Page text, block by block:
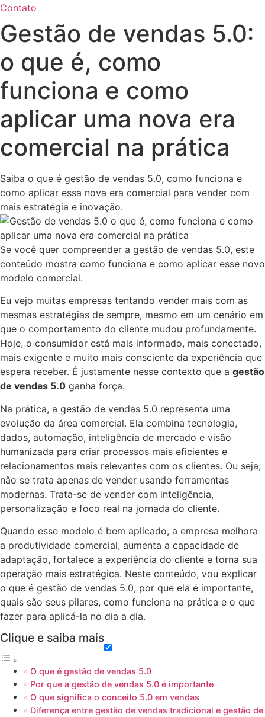
Contato
Gestão de vendas 5.0:
o que é, como
funciona e como
aplicar uma nova era
comercial na prática
Saiba o que é gestão de vendas 5.0, como funciona e
como aplicar essa nova era comercial para vender com
mais estratégia e inovação.
Se você quer compreender a gestão de vendas 5.0, este
conteúdo mostra como funciona e como aplicar esse novo
modelo comercial.
Eu vejo muitas empresas tentando vender mais com as
mesmas estratégias de sempre, mesmo em um cenário em
que o comportamento do cliente mudou profundamente.
Hoje, o consumidor está mais informado, mais conectado,
mais exigente e muito mais consciente da experiência que
espera receber. É justamente nesse contexto que a gestão
de vendas 5.0 ganha força.
Na prática, a gestão de vendas 5.0 representa uma
evolução da área comercial. Ela combina tecnologia,
dados, automação, inteligência de mercado e visão
humanizada para criar processos mais eficientes e
relacionamentos mais relevantes com os clientes. Ou seja,
não se trata apenas de vender usando ferramentas
modernas. Trata-se de vender com inteligência,
personalização e foco real na jornada do cliente.
Quando esse modelo é bem aplicado, a empresa melhora
a produtividade comercial, aumenta a capacidade de
adaptação, fortalece a experiência do cliente e torna sua
operação mais estratégica. Neste conteúdo, vou explicar
o que é gestão de vendas 5.0, por que ela é importante,
quais são seus pilares, como funciona na prática e o que
fazer para aplicá-la no dia a dia.
Clique e saiba mais
O que é gestão de vendas 5.0
Por que a gestão de vendas 5.0 é importante
O que significa o conceito 5.0 em vendas
Diferença entre gestão de vendas tradicional e gestão de